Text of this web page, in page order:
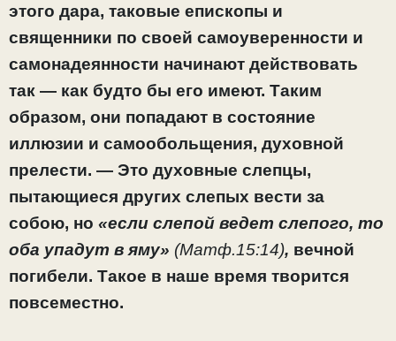
этого дара, таковые епископы и
священники по своей самоуверенности и
самонадеянности начинают действовать
так — как будто бы его имеют. Таким
образом, они попадают в состояние
иллюзии и самообольщения, духовной
прелести. — Это духовные слепцы,
пытающиеся других слепых вести за
собою, но «если слепой ведет слепого, то
оба упадут в яму» (Матф.15:14), вечной
погибели. Такое в наше время творится
повсеместно.